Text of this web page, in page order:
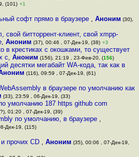
(101) +1
софт прямо в браузере ,Аноним (30),
битторрент-клиент, свой xmpp-
, Аноним (37), 00:46 , 07-Дек-19, (38) +3
в крестиках с окошками, то существует
с, Аноним (156), 21:19 , 23-Фев-20, (156)
десятки мегабайт WA-кода, так как в
(116), 09:59 , 07-Дек-19, (61)
в браузере по умолчанию как
(33), 23:59 , 06-Дек-19, (33)
умолчанию 187 https github com
01:20 , 07-Дек-19, (39)
по умолчанию, в браузере ,
Дек-19, (115)
прочих CD ,Аноним (35), 00:06 , 07-Дек-19,